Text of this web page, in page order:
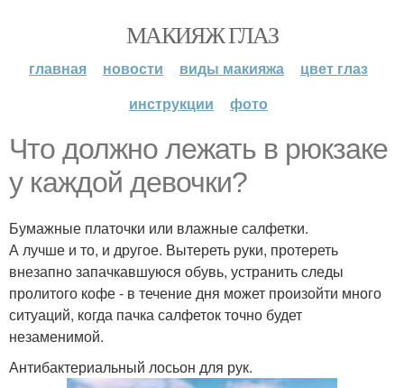
МАКИЯЖ ГЛАЗ
главная новости виды макияжа
цвет глаз
инструкции
фото
Что должно лежать в рюкзаке
у каждой девочки?
Бумажные платочки или влажные салфетки.
А лучше и то, и другое. Вытереть руки, протереть
внезапно запачкавшуюся обувь, устранить следы
пролитого кофе - в течение дня может произойти много
ситуаций, когда пачка салфеток точно будет
незаменимой.
Антибактериальный лосьон для рук.